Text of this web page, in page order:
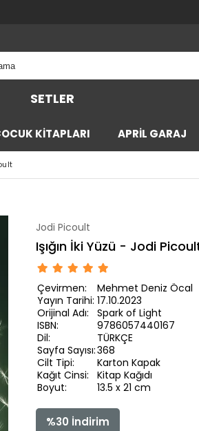
SETLER
KİTAPLARI APRİL GARAJ
Jodi Picoult
Işığın İki Yüzü - Jodi
Çevirmen:
Mehmet Deniz Öcal
Yayın Tarihi: 17.10.2023
Orijinal Adı:
Spark of Light
ISBN:
9786057440167
Dil:
TÜRKÇE
Sayfa Sayısı:368
Cilt Tipi:
Karton Kapak
Kağıt Cinsi:
Kitap Kağıdı
Boyut:
13.5 x 21 cm
%30 İndirim